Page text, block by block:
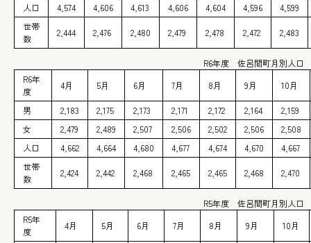
人口
4,574 4,606 4,613 4,606 4,604 4,596
4,599
世帯
数
2,444 2,476 2,480 2,479 2,478 2,472 2,483
R6年度 佐呂間町月別人口
R6年
度
4月 5月 6月 7月 8月 9月 10月
男 2,183 2,175 2,173 2,171 2,172 2,164
2,159
女
2,479 2,489 2,507 2,506 2,502 2,506
2,508
人口
4,662 4,664 4,680 4,677 4,674 4,670
4,667
世帯
数
2,424 2,442 2,468 2,465 2,465 2,468 2,470
R5年度 佐呂間町月別人口
R5年
度
4月 5月 6月 7月 8月 9月 10月